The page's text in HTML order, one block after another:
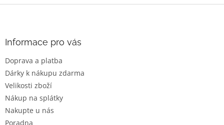
Informace pro vás
Doprava a platba
Dárky k nákupu zdarma
Velikosti zboží
Nákup na splátky
Nakupte u nás
Poradna